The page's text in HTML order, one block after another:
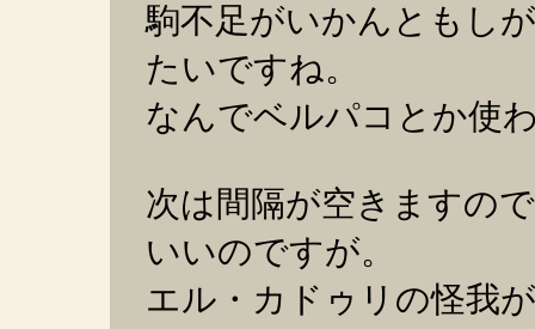
駒不足がいかんともしが
たいですね。
なんでベルパコとか使
次は間隔が空きますの
いいのですが。
エル・カドゥリの怪我